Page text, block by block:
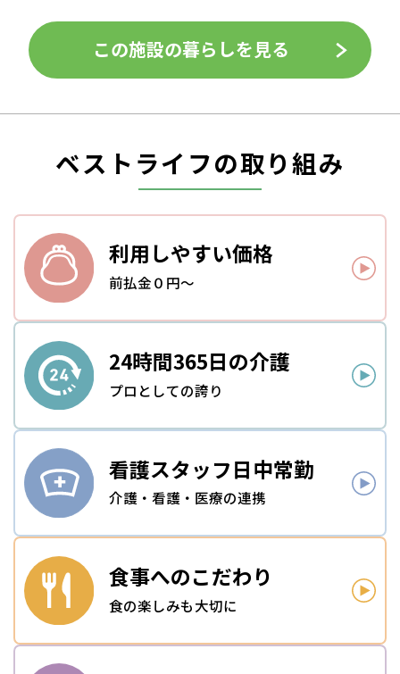
この施設の暮らしを見る
ベストライフの取り組み
利用しやすい価格
前払金０円～
24時間365日の介護
プロとしての誇り
看護スタッフ日中常勤
介護・看護・医療の連携
食事へのこだわり
食の楽しみも大切に